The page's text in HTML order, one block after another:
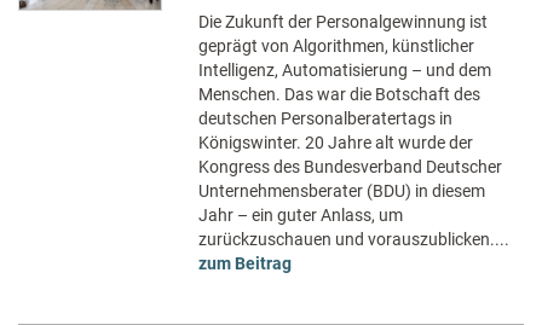
Die Zukunft der Personalgewinnung ist
geprägt von Algorithmen, künstlicher
Intelligenz, Automatisierung – und dem
Menschen. Das war die Botschaft des
deutschen Personalberatertags in
Königswinter. 20 Jahre alt wurde der
Kongress des Bundesverband Deutscher
Unternehmensberater (BDU) in diesem
Jahr – ein guter Anlass, um
zurückzuschauen und vorauszublicken....
zum Beitrag